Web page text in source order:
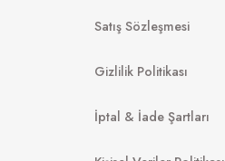
Satış Sözleşmesi
Gizlilik Politikası
İptal & İade Şartları